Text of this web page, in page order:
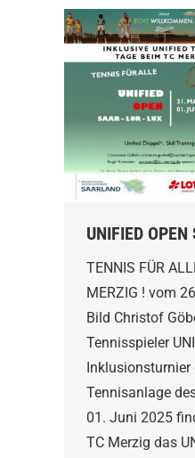
UNIFIED
TENNIS FÜR
MERZIG ! vom
Bild Christof
Tennisspieler
Tennisanlage
01. Juni 2025
TC Merzig das